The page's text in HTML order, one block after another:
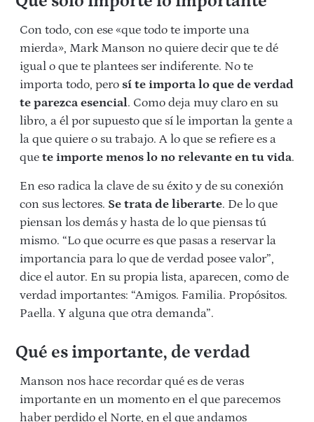
Con todo, con ese «que todo te importe una
mierda», Mark Manson no quiere decir que te dé
igual o que te plantees ser indiferente. No te
importa todo, pero sí te importa lo que de verdad
te parezca esencial. Como deja muy claro en su
libro, a él por supuesto que sí le importan la gente a
la que quiere o su trabajo. A lo que se refiere es a
que te importe menos lo no relevante en tu vida.
En eso radica la clave de su éxito y de su conexión
con sus lectores. Se trata de liberarte. De lo que
piensan los demás y hasta de lo que piensas tú
mismo. “Lo que ocurre es que pasas a reservar la
importancia para lo que de verdad posee valor”,
dice el autor. En su propia lista, aparecen, como de
verdad importantes: “Amigos. Familia. Propósitos.
Paella. Y alguna que otra demanda”.
Qué es importante, de verdad
Manson nos hace recordar qué es de veras
importante en un momento en el que parecemos
haber perdido el Norte, en el que andamos